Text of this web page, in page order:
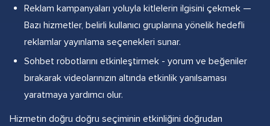
Reklam kampanyaları yoluyla kitlelerin ilgisini çekmek —
Bazı hizmetler, belirli kullanıcı gruplarına yönelik hedefli
reklamlar yayınlama seçenekleri sunar.
Sohbet robotlarını etkinleştirmek - yorum ve beğeniler
bırakarak videolarınızın altında etkinlik yanılsaması
yaratmaya yardımcı olur.
Hizmetin doğru doğru seçiminin etkinliğini doğrudan